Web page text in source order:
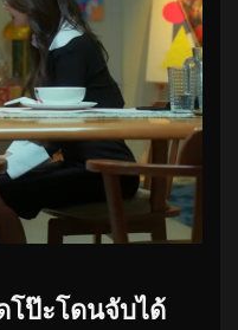
โป๊ะโดนจับได้